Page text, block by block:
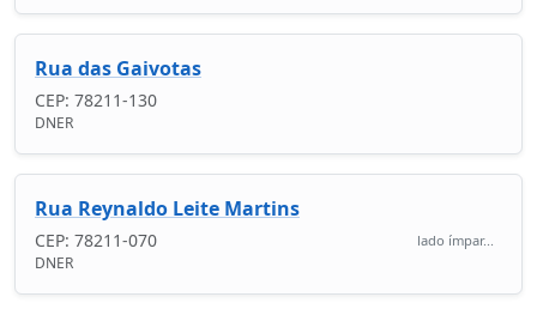
Rua das Gaivotas
CEP: 78211-130
DNER
Rua Reynaldo Leite Martins
CEP: 78211-070 lado ímpar...
DNER